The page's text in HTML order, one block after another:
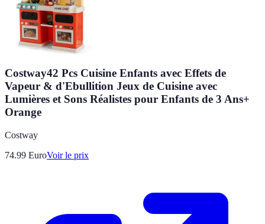
Costway42 Pcs Cuisine Enfants avec Effets de
Vapeur & d'Ebullition Jeux de Cuisine avec
Lumières et Sons Réalistes pour Enfants de 3 Ans+
Orange
Costway
74.99 EuroVoir le prix